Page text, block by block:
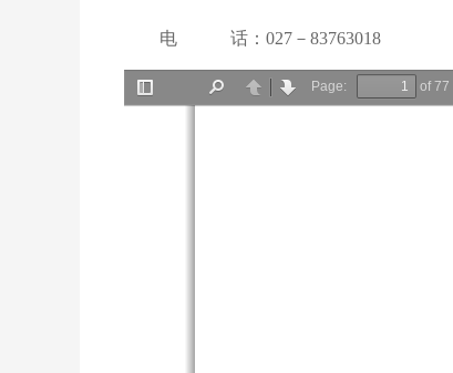
电 话：027－83763018